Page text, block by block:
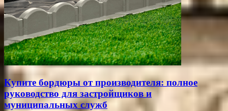
Купите бордюры от производителя: полное
руководство для застройщиков и
муниципальных служб